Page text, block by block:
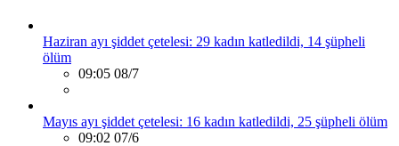
Haziran ayı şiddet çetelesi: 29 kadın katledildi, 14 şüpheli
ölüm
09:05 08/7
Mayıs ayı şiddet çetelesi: 16 kadın katledildi, 25 şüpheli ölüm
09:02 07/6